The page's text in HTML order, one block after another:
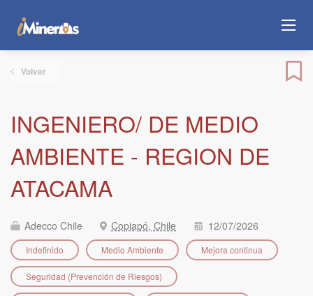
Volver
INGENIERO/ DE MEDIO
AMBIENTE - REGION DE
ATACAMA
Adecco Chile Copiapó, Chile 12/07/2026
Indefinido Medio Ambiente Mejora continua
Seguridad (Prevención de Riesgos)